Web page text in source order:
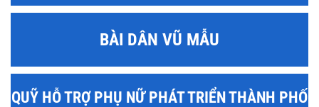
BÀI DÂN VŨ MẪU
QUỸ HỖ TRỢ PHỤ NỮ PHÁT TRIỂN THÀNH PHỐ